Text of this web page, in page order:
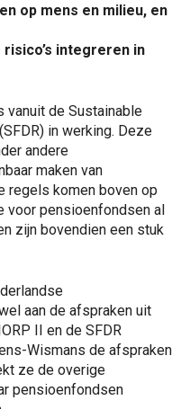
op mens en milieu, en
integreren in
vanuit de Sustainable
in werking. Deze
andere
maken van
regels komen boven op
voor pensioenfondsen al
zijn bovendien een stuk
aan de afspraken uit
II en de SFDR
Wismans de afspraken
ze de overige
pensioenfondsen